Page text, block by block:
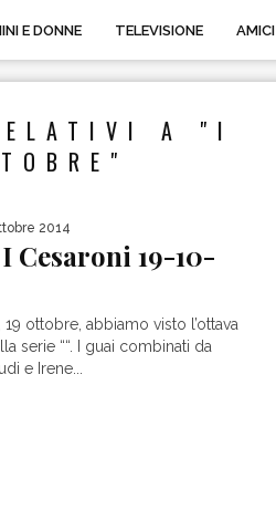
E DONNE TELEVISIONE AMICI
A "I
2014
Cesaroni 19-10-
19 ottobre, abbiamo visto l’ottava
serie ““. I guai combinati da
e Irene...